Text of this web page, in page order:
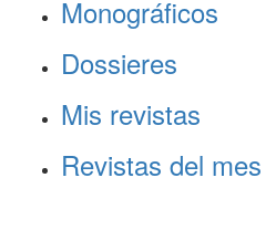
Monográficos
Dossieres
Mis revistas
Revistas del mes